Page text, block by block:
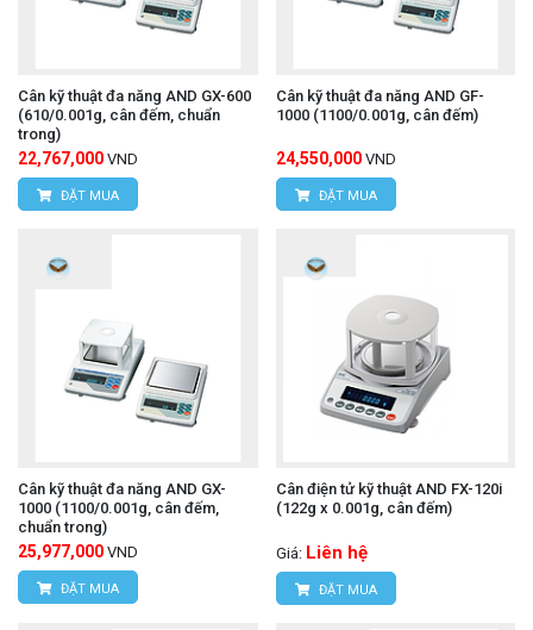
Cân kỹ thuật đa năng AND GX-600
(610/0.001g, cân đếm, chuẩn
trong)
22,767,000 VND
ĐẶT MUA
Cân kỹ thuật đa năng AND GF-
1000 (1100/0.001g, cân đếm)
24,550,000 VND
ĐẶT MUA
Cân kỹ thuật đa năng AND GX-
1000 (1100/0.001g, cân đếm,
chuẩn trong)
25,977,000 VND
ĐẶT MUA
Cân điện tử kỹ thuật AND FX-120i
(122g x 0.001g, cân đếm)
Giá: Liên hệ
ĐẶT MUA